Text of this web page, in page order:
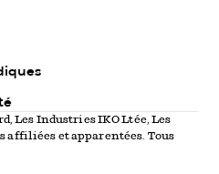
Les Industries IKO Ltée, Les
affiliées et apparentées. Tous